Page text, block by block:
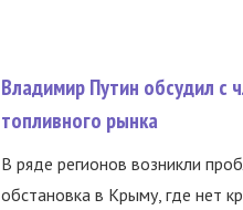
Владимир Путин обсудил с
топливного рынка
В ряде регионов возникли
обстановка в Крыму, где нет